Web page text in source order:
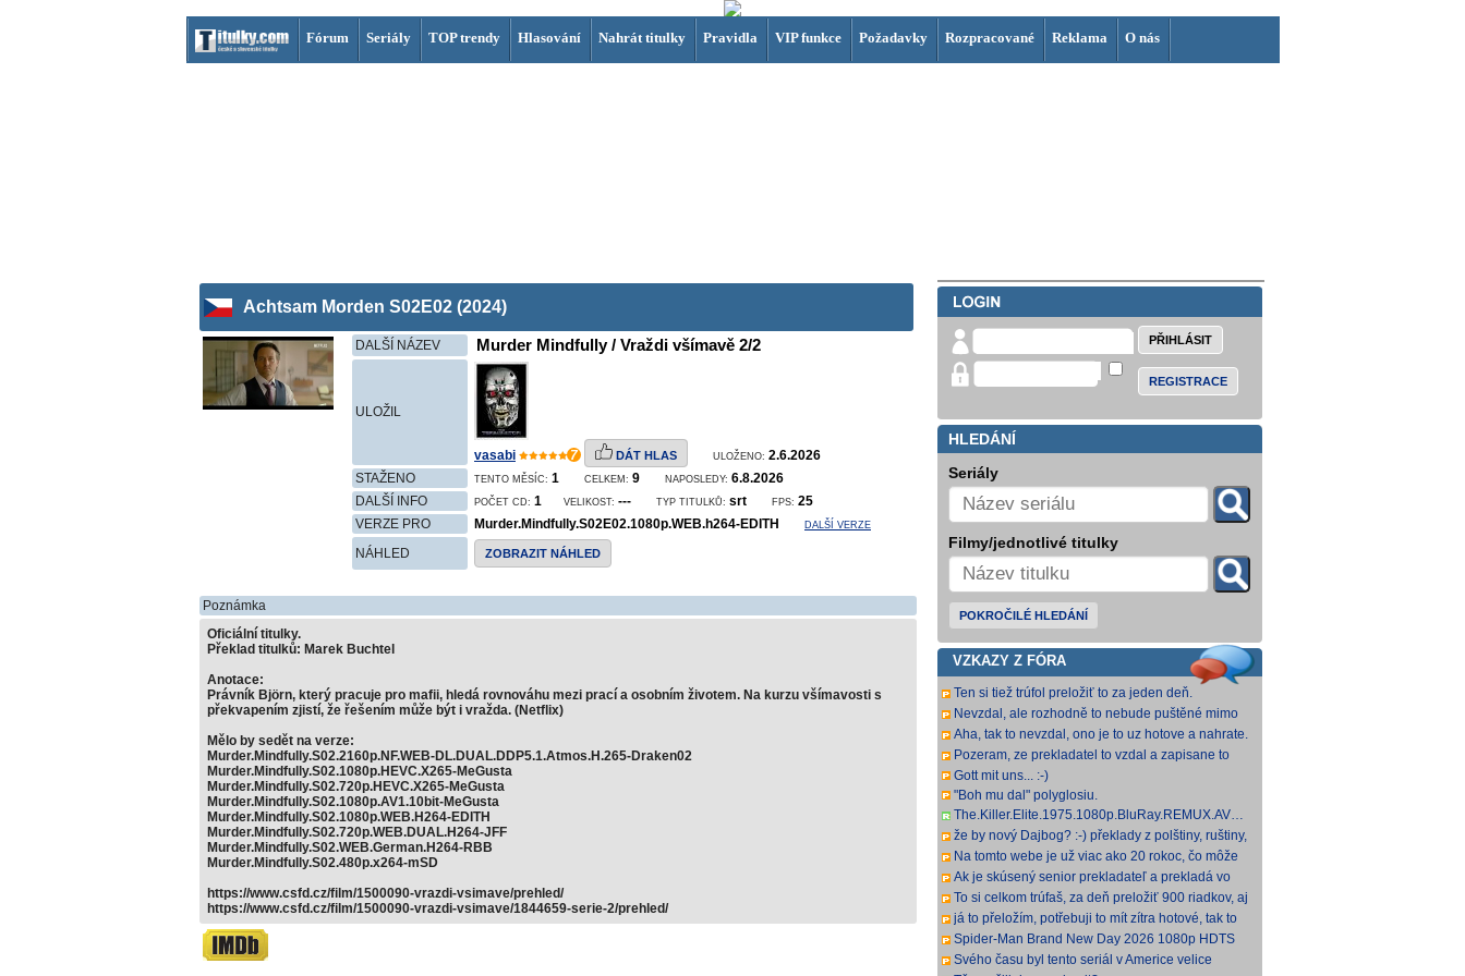
Fórum Seriály TOP trendy Hlasování Nahrát titulky Pravidla VIP funkce Požadavky Rozpracované Reklama O nás
Achtsam Morden S02E02 (2024)
DALŠÍ NÁZEV Murder Mindfully / Vraždi všímavě 2/2
ULOŽIL
vasabi 7 DÁT HLAS ULOŽENO: 2.6.2026
STAŽENO
TENTO MĚSÍC: 1 CELKEM: 9 NAPOSLEDY: 6.8.2026
DALŠÍ INFO
POČET CD: 1 VELIKOST: --- TYP TITULKŮ: srt FPS: 25
VERZE PRO
Murder.Mindfully.S02E02.1080p.WEB.h264-EDITH DALŠÍ VERZE
NÁHLED ZOBRAZIT NÁHLED
Poznámka
Oficiální titulky.
Překlad titulků: Marek Buchtel
Anotace:
Právník Björn, který pracuje pro mafii, hledá rovnováhu mezi prací a osobním životem. Na kurzu všímavosti s
překvapením zjistí, že řešením může být i vražda. (Netflix)
Mělo by sedět na verze:
Murder.Mindfully.S02.2160p.NF.WEB-DL.DUAL.DDP5.1.Atmos.H.265-Draken02
Murder.Mindfully.S02.1080p.HEVC.X265-MeGusta
Murder.Mindfully.S02.720p.HEVC.X265-MeGusta
Murder.Mindfully.S02.1080p.AV1.10bit-MeGusta
Murder.Mindfully.S02.1080p.WEB.H264-EDITH
Murder.Mindfully.S02.720p.WEB.DUAL.H264-JFF
Murder.Mindfully.S02.WEB.German.H264-RBB
Murder.Mindfully.S02.480p.x264-mSD
https://www.csfd.cz/film/1500090-vrazdi-vsimave/prehled/
https://www.csfd.cz/film/1500090-vrazdi-vsimave/1844659-serie-2/prehled/
REGISTRACE
HLEDÁNÍ
Seriály
Filmy/jednotlivé titulky
POKROČILÉ HLEDÁNÍ
VZKAZY Z FÓRA
Ten si tiež trúfol preložiť to za jeden deň.
Nevzdal, ale rozhodně to nebude puštěné mimo
premium. Samozřejmě překladač.
Aha, tak to nevzdal, ono je to uz hotove a nahrate.
Pozeram, ze prekladatel to vzdal a zapisane to
ma titulkomat.
Gott mit uns... :-)
"Boh mu dal" polyglosiu.
The.Killer.Elite.1975.1080p.BluRay.REMUX.AVC.FLAC1.0-
FraMeSToR [21,73 GB] Dnes na WS.
že by nový Dajbog? :-) překlady z polštiny, ruštiny,
italštiny, francouzštiny, angličtiny (12-24 hod
Na tomto webe je už viac ako 20 rokoc, čo môže
naznačovať vyšší vek (pokojne aj nad 40, či 50).
Ak je skúsený senior prekladateľ a prekladá vo
veľkom pre Netflix, HBO a iné, nemal by to byť
To si celkom trúfaš, za deň preložiť 900 riadkov, aj
keď krátkych a nenáročných, plus úprava
časovan
já to přeložím, potřebuji to mít zítra hotové, tak to
sem rovnou hodim.
Spider-Man Brand New Day 2026 1080p HDTS
DD2 0 H 264-LMNTRY
Svého času byl tento seriál v Americe velice